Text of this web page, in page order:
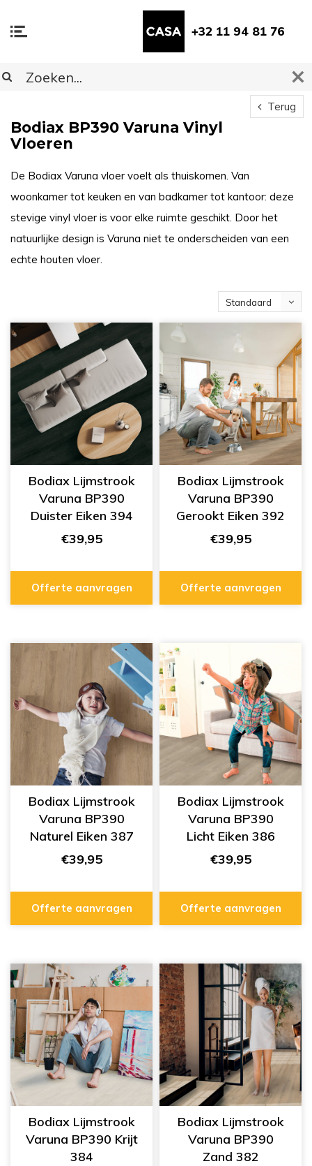
+32 11 94 81 76
Terug
Bodiax BP390 Varuna Vinyl
Vloeren
De Bodiax Varuna vloer voelt als thuiskomen. Van
woonkamer tot keuken en van badkamer tot kantoor: deze
stevige vinyl vloer is voor elke ruimte geschikt. Door het
natuurlijke design is Varuna niet te onderscheiden van een
echte houten vloer.
Standaard
Bodiax Lijmstrook
Varuna BP390
Duister Eiken 394
€39,95
Offerte aanvragen
Bodiax Lijmstrook
Varuna BP390
Gerookt Eiken 392
€39,95
Offerte aanvragen
Bodiax Lijmstrook
Varuna BP390
Naturel Eiken 387
€39,95
Offerte aanvragen
Bodiax Lijmstrook
Varuna BP390
Licht Eiken 386
€39,95
Offerte aanvragen
Bodiax Lijmstrook
Varuna BP390 Krijt
384
Bodiax Lijmstrook
Varuna BP390
Zand 382